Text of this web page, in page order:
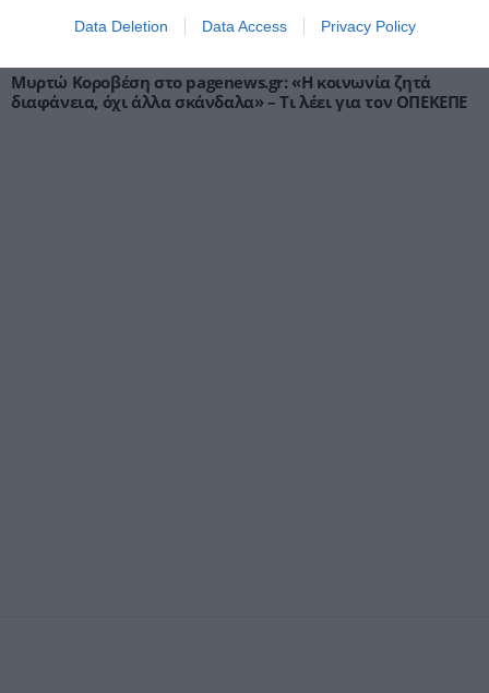
Data Deletion Data Access Privacy Policy
Μυρτώ Κοροβέση στο pagenews.gr: «Η κοινωνία ζητά
διαφάνεια, όχι άλλα σκάνδαλα» – Τι λέει για τον ΟΠΕΚΕΠΕ